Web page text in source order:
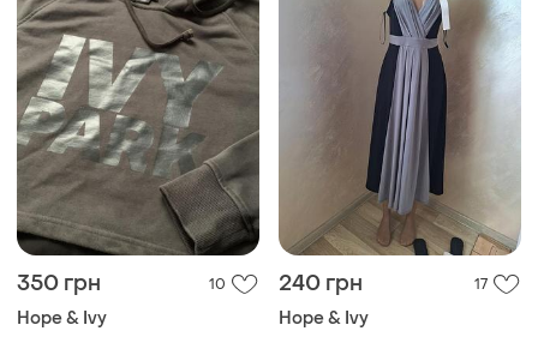
350 грн 10
Hope & Ivy
240 грн 17
Hope & Ivy